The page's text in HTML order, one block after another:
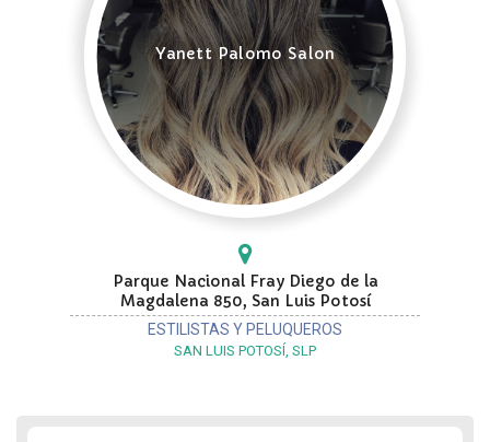
Yanett Palomo Salon
Parque Nacional Fray Diego de la
Magdalena 850, San Luis Potosí
ESTILISTAS Y PELUQUEROS
SAN LUIS POTOSÍ, SLP